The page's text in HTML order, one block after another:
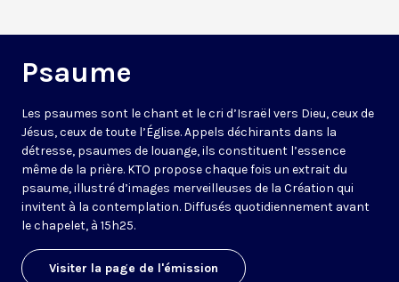
Psaume
Les psaumes sont le chant et le cri d’Israël vers Dieu, ceux de
Jésus, ceux de toute l’Église. Appels déchirants dans la
détresse, psaumes de louange, ils constituent l’essence
même de la prière. KTO propose chaque fois un extrait du
psaume, illustré d’images merveilleuses de la Création qui
invitent à la contemplation. Diffusés quotidiennement avant
le chapelet, à 15h25.
Visiter la page de l'émission